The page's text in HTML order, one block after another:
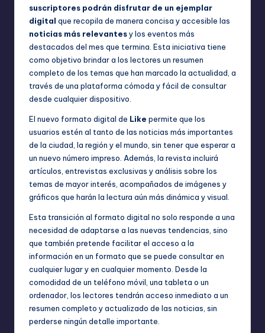
suscriptores podrán disfrutar de un ejemplar
digital que recopila de manera concisa y accesible las
noticias más relevantesy los eventos más
destacados del mes que termina. Esta iniciativa tiene
como objetivo brindar a los lectores un resumen
completo de los temas que han marcado la actualidad, a
través de una plataforma cómoda y fácil de consultar
desde cualquier dispositivo.
El nuevo formato digital de Like permite que los
usuarios estén al tanto de las noticias más importantes
de la ciudad, la región y el mundo, sin tener que esperar a
un nuevo número impreso. Además, la revista incluirá
artículos, entrevistas exclusivas y análisis sobre los
temas de mayor interés, acompañados de imágenes y
gráficos que harán la lectura aún más dinámica y visual.
Esta transición al formato digital no solo responde a una
necesidad de adaptarse a las nuevas tendencias, sino
que también pretende facilitar el acceso a la
información en un formato que se puede consultar en
cualquier lugar y en cualquier momento. Desde la
comodidad de un teléfono móvil, una tableta o un
ordenador, los lectores tendrán acceso inmediato a un
resumen completo y actualizado de las noticias, sin
perderse ningún detalle importante.